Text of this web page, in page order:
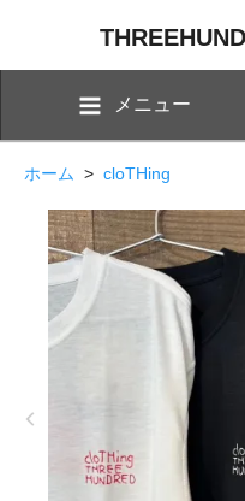
メニュー
ホーム > cloTHing